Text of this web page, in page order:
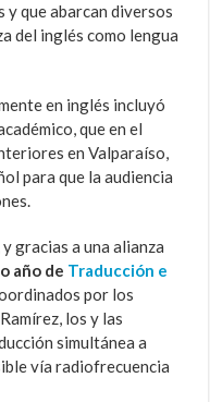
que abarcan diversos
del inglés como lengua
en inglés incluyó
que en el
en Valparaíso,
para que la audiencia
gracias a una alianza
año de Traducción e
por los
los y las
simultánea a
vía radiofrecuencia